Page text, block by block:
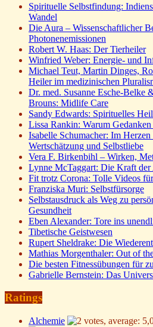
Spirituelle Selbstfindung:
Wandel
Die Aura – Wissenschaftlicher
Photonenemissionen
Robert W. Haas: Der Tierheiler
Winfried Weber: Energie- und
Michael Teut, Martin Dinges,
Heiler im medizinischen
Dr. med. Susanne Esche-Belke
Brouns: Midlife Care
Sandy Edwards: Spirituelles
Lissa Rankin: Warum
Isabelle Schumacher: Im
Wertschätzung und Selbstliebe
Vera F. Birkenbihl – Wirken,
Lynne McTaggart: Die Kraft der
Fit trotz Corona: Tolle Videos
Franziska Muri: Selbstfürsorge
Selbstausdruck als Weg zu
Gesundheit
Eben Alexander: Tore ins
Tibetische Geistwesen
Rupert Sheldrake: Die
Mathias Morgenthaler: Out of
Die besten Fitnessübungen für
Gabrielle Bernstein: Das
Ratings
Alchemie